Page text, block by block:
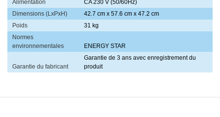
Alimentation
CA 230 V (50/60Hz)
Dimensions (LxPxH)
42.7 cm x 57.6 cm x 47.2 cm
Poids
31 kg
Normes
environnementales
ENERGY STAR
Garantie du fabricant
Garantie de 3 ans avec enregistrement du
produit